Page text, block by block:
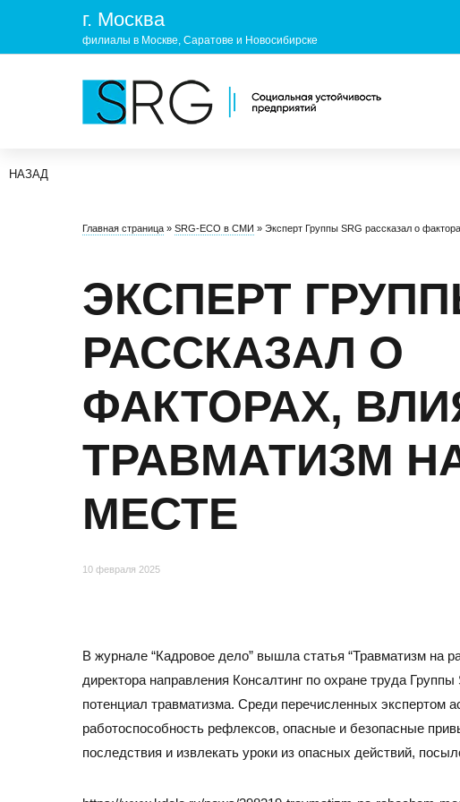
г. Москва
филиалы в Москве, Саратове и Новосибирске
О нас
Лицензии и аккредитации
Пресс-центр
Реквизиты
Отзывы
ОХРАНА ТРУДА
МОСКВА
105082, Москва, ул. Большая Почтовая, д.26В, стр.2,
Бизнес-центр «Пост Плаза» (м. Электрозаводская)
оф.
НАЗАД
Главная страница » SRG-ECO в СМИ » Эксперт Группы SRG рассказал о
ЭКСПЕРТ
РАССКАЗАЛ О
ФАКТОРАХ,
ТРАВМАТИЗМ
МЕСТЕ
10 февраля 2025
В журнале “Кадровое дело” вышла статья “Травматизм на
директора направления Консалтинг по охране труда
потенциал травматизма. Среди перечисленных экспертом
работоспособность рефлексов, опасные и безопасные
последствия и извлекать уроки из опасных действий,